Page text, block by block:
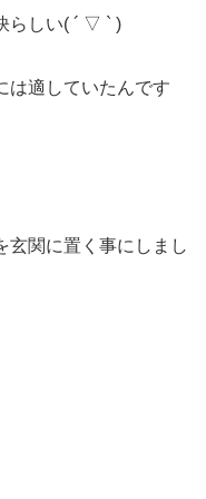
らしい( ´ ▽ ` )
は適していたんです
玄関に置く事にしまし